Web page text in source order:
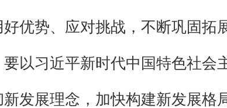
优势、应对挑战，不断巩固拓
以习近平新时代中国特色社
发展理念，加快构建新发展